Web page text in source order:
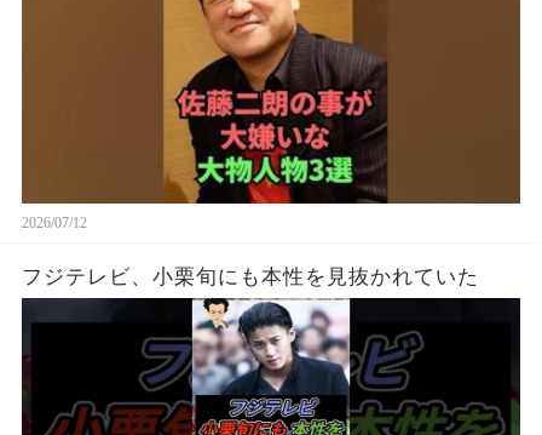
2026/07/12
フジテレビ、小栗旬にも本性を見抜かれていた